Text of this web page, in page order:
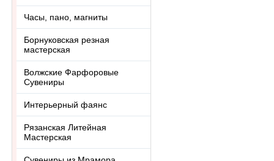
Часы, пано, магниты
Борнуковская резная
мастерская
Волжские Фарфоровые
Сувениры
Интерьерный фаянс
Рязанская Литейная
Мастерская